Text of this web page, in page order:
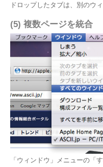
ドロップしたタブは、別のウ
(5) 複数ページを統合
「ウィンドウ」メニューの「